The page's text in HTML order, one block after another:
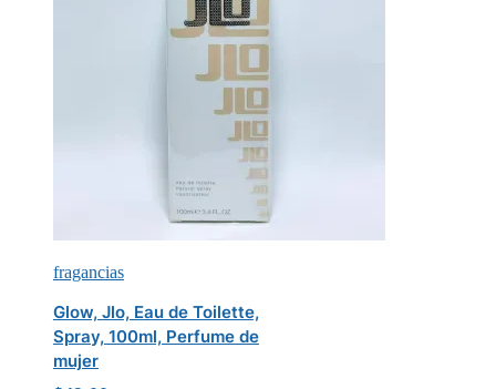
fragancias
Glow, Jlo, Eau de Toilette,
Spray, 100ml, Perfume de
mujer